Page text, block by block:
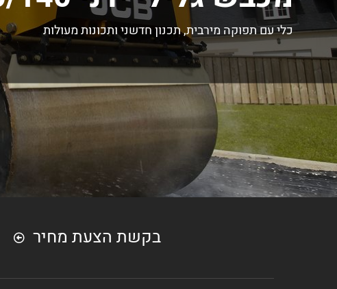
כלי עם תפוקה מירבית, תכנון חדשני ותכונות מעולות
בקשת הצעת מחיר